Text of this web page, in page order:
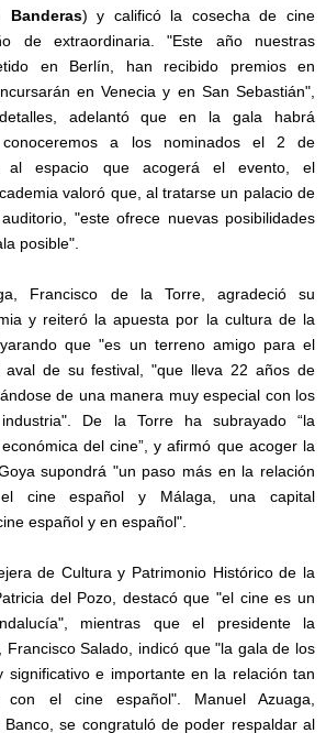
) y calificó la cosecha de cine
de extraordinaria."Este año nuestras
en Berlín, han recibido premios en
en Venecia y en San Sebastián",
adelantó que en la gala habrá
a los nominados el 2 de
al espacio que acogerá el evento, el
valoró que, al tratarse un palacio de
auditorio, "este ofrece nuevas posibilidades
posible".
Francisco de la Torre, agradeció su
y reiteró la apuesta por la cultura de la
que "es un terreno amigo para el
aval de su festival, "que lleva 22 años de
de una manera muy especial con los
De la Torre ha subrayado “la
del cine”, y afirmó que acoger la
supondrá "un paso más en la relación
cine español y Málaga, una capital
español y en español".
de Cultura y Patrimonio Histórico de la
del Pozo, destacó que "el cine es un
mientras que el presidente la
Francisco Salado, indicó que "la gala de los
significativo e importante en la relación tan
el cine español". Manuel Azuaga,
Banco, se congratuló de poder respaldar al